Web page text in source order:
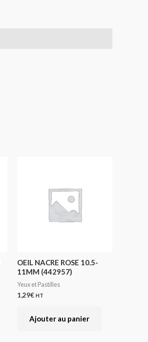
OEIL NACRE ROSE 10.5-
11MM (442957)
Yeux et Pastilles
1,29€ HT
Ajouter au panier